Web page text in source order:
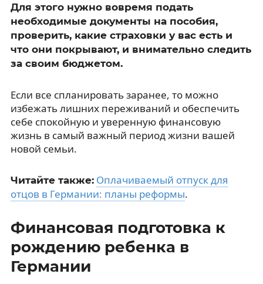
Для этого нужно вовремя подать
необходимые документы на пособия,
проверить, какие страховки у вас есть и
что они покрывают, и внимательно следить
за своим бюджетом.
Если все спланировать заранее, то можно
избежать лишних переживаний и обеспечить
себе спокойную и уверенную финансовую
жизнь в самый важный период жизни вашей
новой семьи.
Читайте также: Оплачиваемый отпуск для
отцов в Германии: планы реформы.
Финансовая подготовка к
рождению ребенка в
Германии